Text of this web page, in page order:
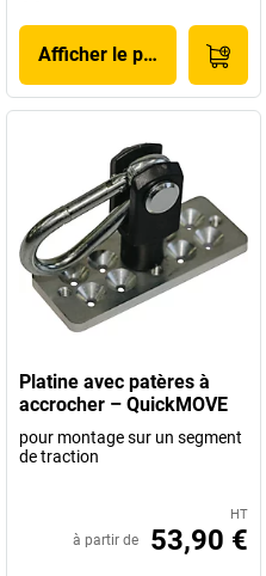
Afficher le produit
Platine avec patères à
accrocher – QuickMOVE
pour montage sur un segment
de traction
HT
à partir de 53,90 €